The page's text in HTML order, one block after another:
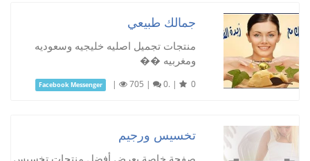
جمالك طبيعي
منتجات تجميل اصليه خليجيه وسعوديه
ومغربيه ��
Facebook Messenger | 705 | 0. | 0
تخسيس ورجيم
صفحة خاصة بعرض أفضل منتجات تخسيس